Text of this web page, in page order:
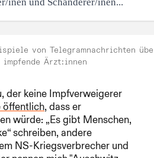
von Telegramnachrichten
impfende Ärzt:innen
der keine Impfverweigerer
öffentlich, dass er
würde: „Es gibt Menschen,
schreiben, andere
NS-Kriegsverbrecher und